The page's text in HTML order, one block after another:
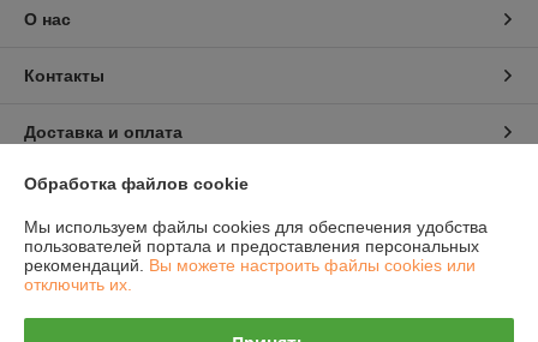
О нас
Контакты
Доставка и оплата
График работы
Полная версия сайта
Обработка файлов cookie
Мы используем файлы cookies для обеспечения удобства
пользователей портала и предоставления персональных
рекомендаций. Вы можете настроить файлы cookies или
отключить их.